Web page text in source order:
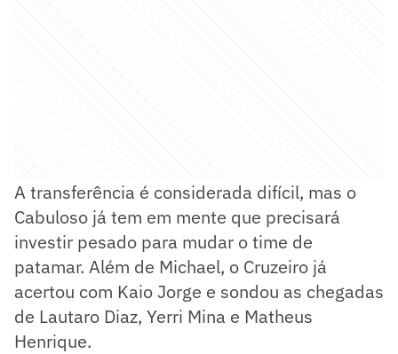
A transferência é considerada difícil, mas o
Cabuloso já tem em mente que precisará
investir pesado para mudar o time de
patamar. Além de Michael, o Cruzeiro já
acertou com Kaio Jorge e sondou as chegadas
de Lautaro Diaz, Yerri Mina e Matheus
Henrique.